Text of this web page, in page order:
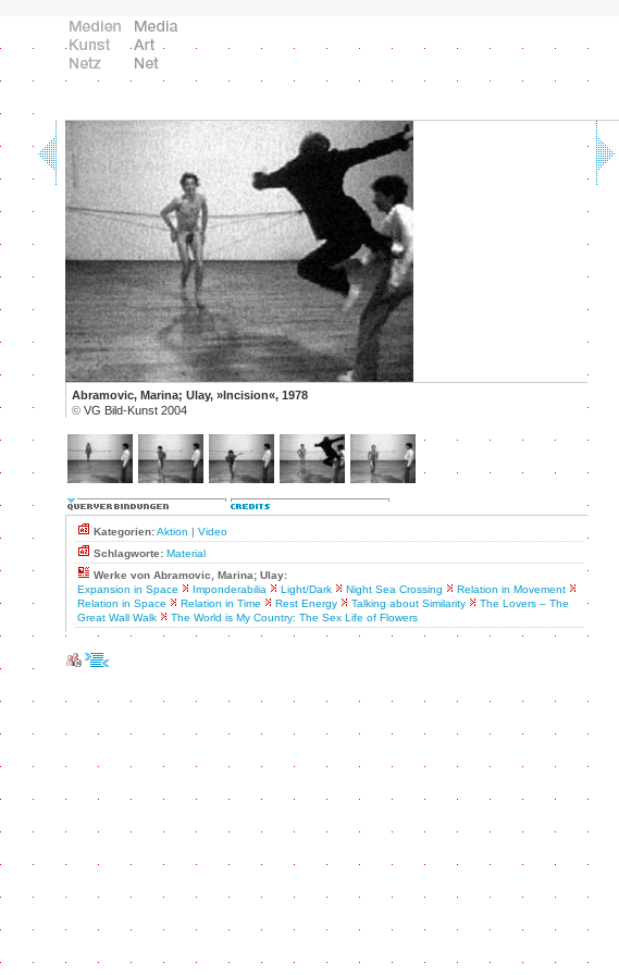
Abramovic, Marina; Ulay, »Incision«, 1978
© VG Bild-Kunst 2004
Kategorien:Aktion | Video
Schlagworte: Material
Werke von Abramovic, Marina; Ulay:
Expansion in Space
Imponderabilia Light/Dark Night Sea Crossing
Relation in Movement
Relation in Space
Relation in Time Rest Energy Talking about Similarity
The Lovers – The
Great Wall Walk
The World is My Country: The Sex Life of Flowers